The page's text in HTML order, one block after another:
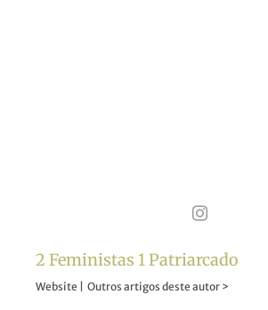
2 Feministas 1 Patriarcado
Website Outros artigos deste autor >